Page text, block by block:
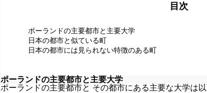
目次
ポーランドの主要都市と主要大学
日本の都市と似ている町
日本の都市には見られない特徴のある町
ポーランドの主要都市と主要大学
ポーランドの主要都市と その都市にある主要な大学は以